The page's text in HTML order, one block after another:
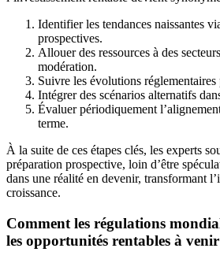
Identifier les tendances naissantes
prospectives.
Allouer des ressources à des
modération.
Suivre les évolutions
Intégrer des scénarios alternatifs
Évaluer périodiquement
terme.
À la suite de ces étapes clés, les experts
préparation prospective, loin d’être
dans une réalité en devenir, transformant
croissance.
Comment les régulations
les opportunités rentables à